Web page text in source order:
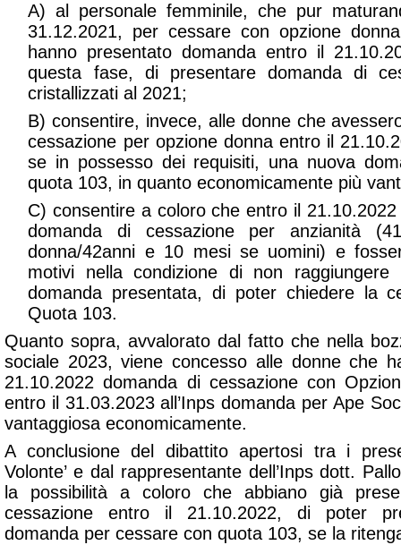
A) al personale femminile, che pur
31.12.2021, per cessare con opzione
hanno presentato domanda entro il
questa fase, di presentare domanda di
cristallizzati al 2021;
B) consentire, invece, alle donne che
cessazione per opzione donna entro il
se in possesso dei requisiti, una nuova
quota 103, in quanto economicamente più
C) consentire a coloro che entro il
domanda di cessazione per anzianità
donna/42anni e 10 mesi se uomini) e
motivi nella condizione di non
domanda presentata, di poter chiedere la
Quota 103.
Quanto sopra, avvalorato dal fatto che nella
sociale 2023, viene concesso alle donne che
21.10.2022 domanda di cessazione con
entro il 31.03.2023 all’Inps domanda per Ape
vantaggiosa economicamente.
A conclusione del dibattito apertosi tra i
Volonte’ e dal rappresentante dell’Inps dott.
la possibilità a coloro che abbiano già
cessazione entro il 21.10.2022, di poter
domanda per cessare con quota 103, se la